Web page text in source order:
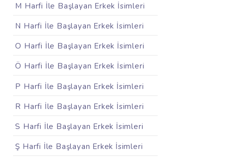
M Harfi İle Başlayan Erkek İsimleri
N Harfi İle Başlayan Erkek İsimleri
O Harfi İle Başlayan Erkek İsimleri
Ö Harfi İle Başlayan Erkek İsimleri
P Harfi İle Başlayan Erkek İsimleri
R Harfi İle Başlayan Erkek İsimleri
S Harfi İle Başlayan Erkek İsimleri
Ş Harfi İle Başlayan Erkek İsimleri